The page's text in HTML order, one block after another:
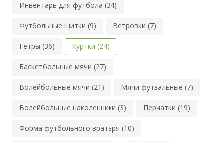
Инвентарь для футбола (34)
Футбольные щитки (9) Ветровки (7)
Гетры (36) Куртки (24)
Баскетбольные мячи (27)
Волейбольные мячи (21) Мячи футзальные (7)
Волейбольные наколенники (3) Перчатки (19)
Форма футбольного вратаря (10)